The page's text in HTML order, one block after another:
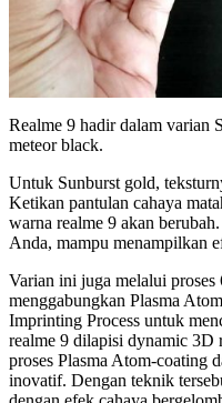
Realme 9 hadir dalam varian
meteor black.
Untuk Sunburst gold,
Ketikan pantulan cahaya
warna realme 9 akan
Anda, mampu menampilkan
Varian ini juga melalui proses
menggabungkan Plasma
Imprinting Process untuk
realme 9 dilapisi dynamic 3D
proses Plasma Atom-coating
inovatif. Dengan teknik